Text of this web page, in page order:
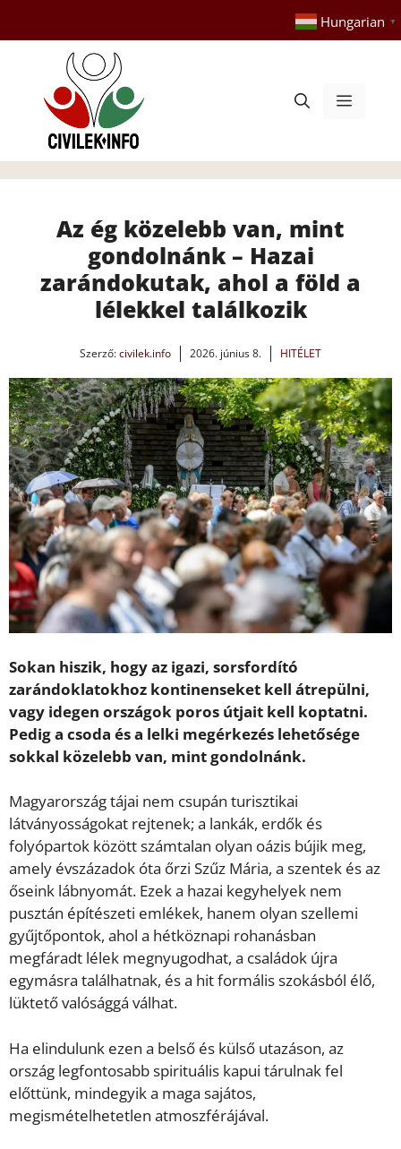
tartalomba
Hungarian ▼
Menü
Az ég közelebb van, mint
gondolnánk – Hazai
zarándokutak, ahol a föld a
lélekkel találkozik
Szerző:civilek.info 2026. június 8. HITÉLET
Sokan hiszik, hogy az igazi, sorsfordító
zarándoklatokhoz kontinenseket kell átrepülni,
vagy idegen országok poros útjait kell koptatni.
Pedig a csoda és a lelki megérkezés lehetősége
sokkal közelebb van, mint gondolnánk.
Magyarország tájai nem csupán turisztikai
látványosságokat rejtenek; a lankák, erdők és
folyópartok között számtalan olyan oázis bújik meg,
amely évszázadok óta őrzi Szűz Mária, a szentek és az
őseink lábnyomát. Ezek a hazai kegyhelyek nem
pusztán építészeti emlékek, hanem olyan szellemi
gyűjtőpontok, ahol a hétköznapi rohanásban
megfáradt lélek megnyugodhat, a családok újra
egymásra találhatnak, és a hit formális szokásból élő,
lüktető valósággá válhat.
Ha elindulunk ezen a belső és külső utazáson, az
ország legfontosabb spirituális kapui tárulnak fel
előttünk, mindegyik a maga sajátos,
megismételhetetlen atmoszférájával.